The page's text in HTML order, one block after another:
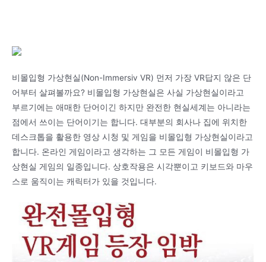
비몰입형 가상현실(Non-Immersiv VR) 먼저 가장 VR답지 않은 단
어부터 살펴볼까요? 비몰입형 가상현실은 사실 가상현실이라고
부르기에는 애매한 단어이긴 하지만 완전한 현실세계는 아니라는
점에서 쓰이는 단어이기는 합니다. 대부분의 회사나 집에 위치한
데스크톱을 활용한 영상 시청 및 게임을 비몰입형 가상현실이라고
합니다. 온라인 게임이라고 생각하는 그 모든 게임이 비몰입형 가
상현실 게임의 일종입니다. 상호작용은 시각뿐이고 키보드와 마우
스로 움직이는 캐릭터가 있을 것입니다.